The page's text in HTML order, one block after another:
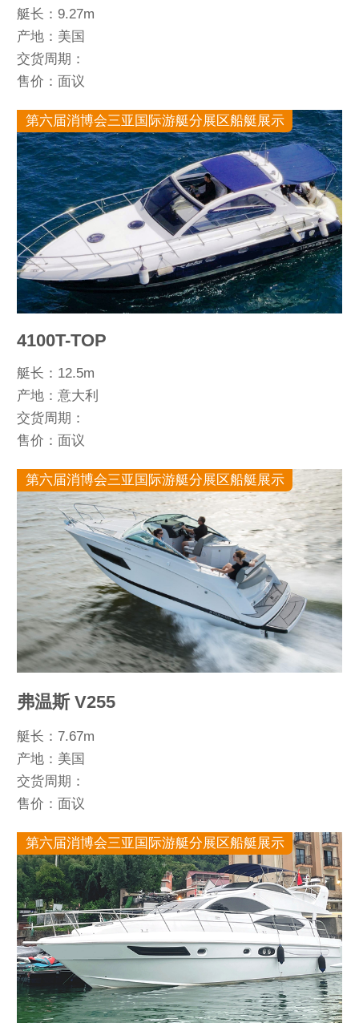
艇长：9.27m
产地：美国
交货周期：
售价：面议
第六届消博会三亚国际游艇分展区船艇展示
4100T-TOP
艇长：12.5m
产地：意大利
交货周期：
售价：面议
第六届消博会三亚国际游艇分展区船艇展示
弗温斯 V255
艇长：7.67m
产地：美国
交货周期：
售价：面议
第六届消博会三亚国际游艇分展区船艇展示